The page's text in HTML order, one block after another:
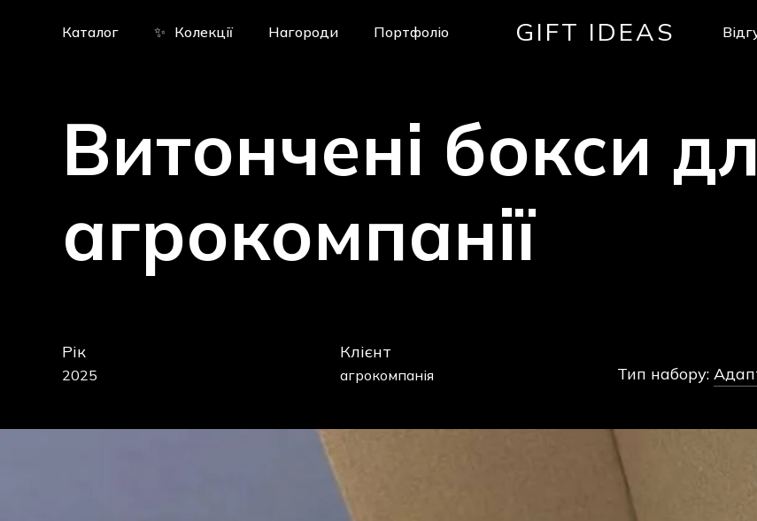
GIFT IDEAS
Каталог ✨ Колекції Нагороди Портфоліо Кошик
Витончені бокси
агрокомпанії
Рік
2025
Клієнт
агрокомпанія Тип набору: